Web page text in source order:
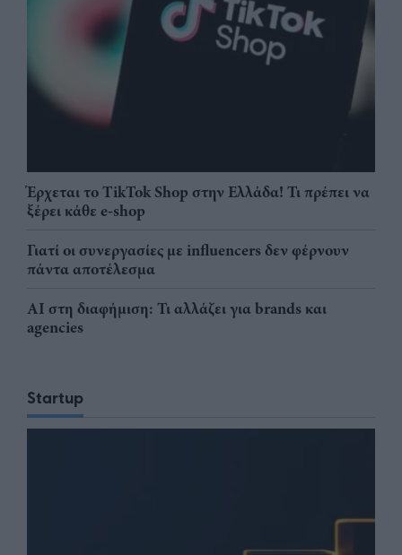
Έρχεται το TikTok Shop στην Ελλάδα! Τι πρέπει να
ξέρει κάθε e-shop
Γιατί οι συνεργασίες με influencers δεν φέρνουν
πάντα αποτέλεσμα
AI στη διαφήμιση: Τι αλλάζει για brands και
agencies
Startup